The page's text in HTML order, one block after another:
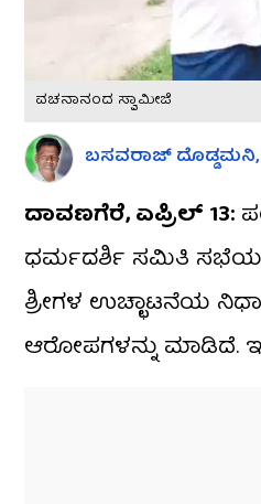
ವಚನಾನಂದ ಸ್ವಾಮೀಜಿ
ಬಸವರಾಜ್​
ದಾವಣಗೆರೆ, ಏಪ್ರಿಲ್​​ 13:
ಧರ್ಮದರ್ಶಿ ಸಮಿತಿ
ಶ್ರೀಗಳ ಉಚ್ಛಾಟನೆಯ
ಆರೋಪಗಳನ್ನು ಮಾಡಿದೆ.